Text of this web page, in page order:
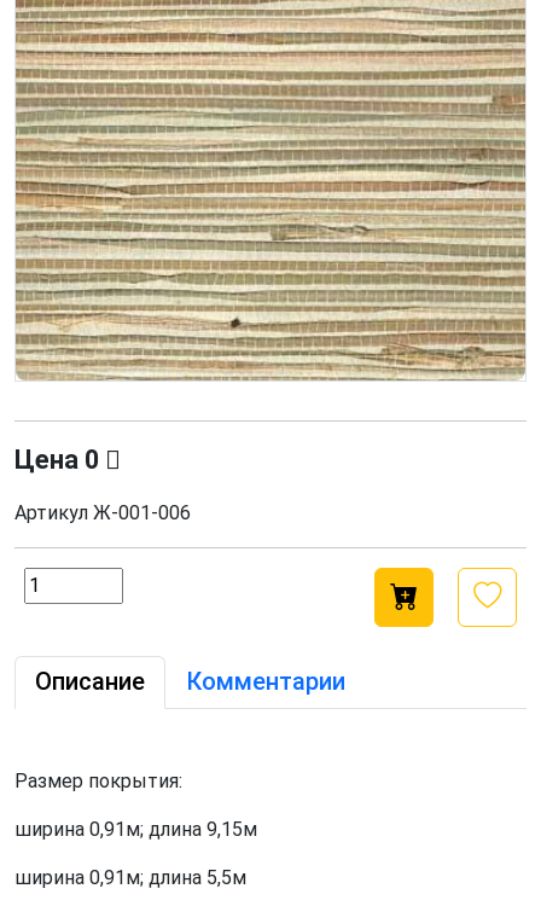
Цена 0
Артикул Ж-001-006
Описание Комментарии
Размер покрытия:
ширина 0,91м; длина 9,15м
ширина 0,91м; длина 5,5м